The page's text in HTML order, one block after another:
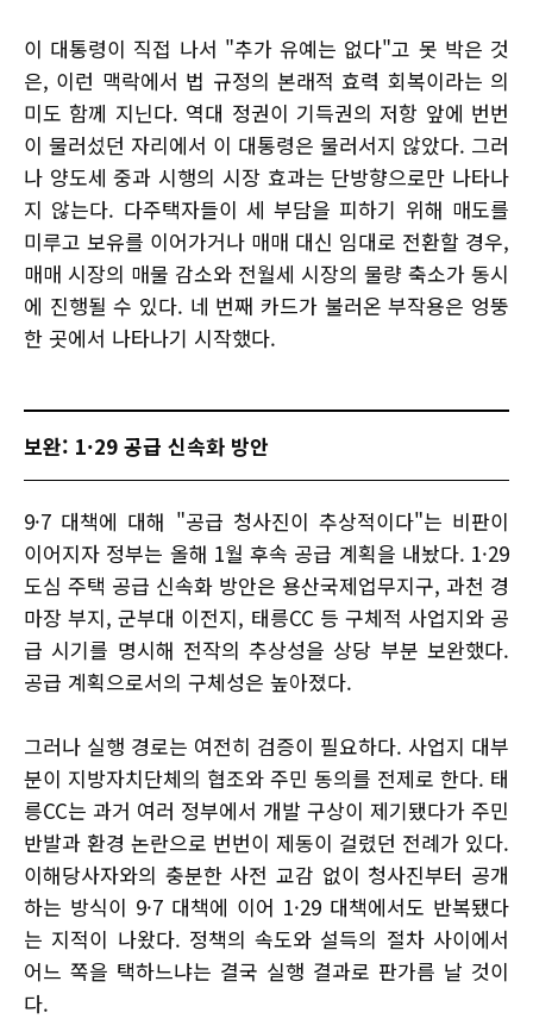
이 대통령이 직접 나서 "추가 유예는 없다"고 못 박은 것
은, 이런 맥락에서 법 규정의 본래적 효력 회복이라는 의
미도 함께 지닌다. 역대 정권이 기득권의 저항 앞에 번번
이 물러섰던 자리에서 이 대통령은 물러서지 않았다. 그러
나 양도세 중과 시행의 시장 효과는 단방향으로만 나타나
지 않는다. 다주택자들이 세 부담을 피하기 위해 매도를
미루고 보유를 이어가거나 매매 대신 임대로 전환할 경우,
매매 시장의 매물 감소와 전월세 시장의 물량 축소가 동시
에 진행될 수 있다. 네 번째 카드가 불러온 부작용은 엉뚱
한 곳에서 나타나기 시작했다.
보완: 1·29 공급 신속화 방안
9·7 대책에 대해 "공급 청사진이 추상적이다"는 비판이
이어지자 정부는 올해 1월 후속 공급 계획을 내놨다. 1·29
도심 주택 공급 신속화 방안은 용산국제업무지구, 과천 경
마장 부지, 군부대 이전지, 태릉CC 등 구체적 사업지와 공
급 시기를 명시해 전작의 추상성을 상당 부분 보완했다.
공급 계획으로서의 구체성은 높아졌다.
그러나 실행 경로는 여전히 검증이 필요하다. 사업지 대부
분이 지방자치단체의 협조와 주민 동의를 전제로 한다. 태
릉CC는 과거 여러 정부에서 개발 구상이 제기됐다가 주민
반발과 환경 논란으로 번번이 제동이 걸렸던 전례가 있다.
이해당사자와의 충분한 사전 교감 없이 청사진부터 공개
하는 방식이 9·7 대책에 이어 1·29 대책에서도 반복됐다
는 지적이 나왔다. 정책의 속도와 설득의 절차 사이에서
어느 쪽을 택하느냐는 결국 실행 결과로 판가름 날 것이
다.